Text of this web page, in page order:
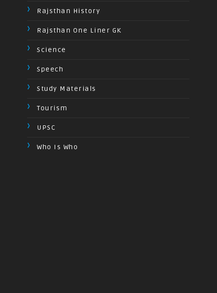
Rajsthan History
Rajsthan One Liner GK
Science
Speech
Study Materials
Tourism
UPSC
Who Is Who